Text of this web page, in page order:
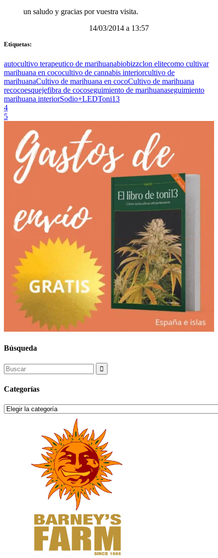
un saludo y gracias por vuestra visita.
14/03/2014 a 13:57
Etiquetas:
autocultivo terapeutico de marihuanabiobizzclon elitecomo cultivar
marihuana en cococultivo de cannabis interiorcultivo de
marihuanaCultivo de marihuana en cocoCultivo de marihuana
recocoesquejefibra de cocoseguimiento de marihuanaseguimiento
marihuana interiorSodio+LEDToni13
Búsqueda
Search
for:
Categorías
Categorías